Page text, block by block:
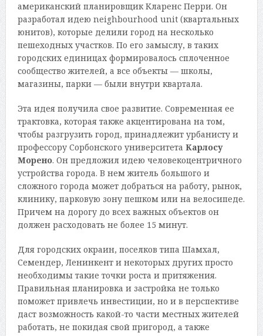
американский планировщик Кларенс Перри. Он
разработал идею neighbourhood unit (квартальных
юнитов), которые делили город на несколько
пешеходных участков. По его замыслу, в таких
городских единицах формировалось сплоченное
сообщество жителей, а все объекты — школы,
магазины, парки — были внутри квартала.
Эта идея получила свое развитие. Современная ее
трактовка, которая также акцентирована на том,
чтобы разгрузить город, принадлежит урбанисту и
профессору Сорбонского университета Карлосу
Морено. Он предложил идею человекоцентричного
устройства города. В нем житель большого и
сложного города может добраться на работу, рынок,
клинику, парковую зону пешком или на велосипеде.
Причем на дорогу до всех важных объектов он
должен расходовать не более 15 минут.
Для городских окраин, поселков типа Шамхал,
Семендер, Ленинкент и некоторых других просто
необходимы такие точки роста и притяжения.
Правильная планировка и застройка не только
поможет привлечь инвестиции, но и в перспективе
даст возможность какой-то части местных жителей
работать, не покидая свой пригород, а также